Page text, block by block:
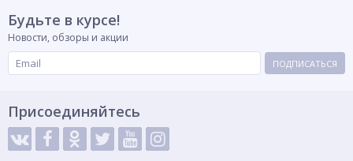
Будьте в курсе!
Новости, обзоры и акции
ПОДПИСАТЬСЯ
Присоединяйтесь